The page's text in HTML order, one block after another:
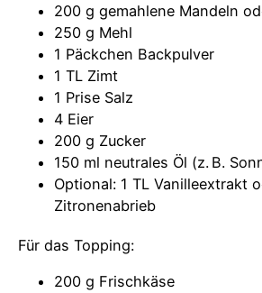
200 g gemahlene Mandeln
250 g Mehl
1 Päckchen Backpulver
1 TL Zimt
1 Prise Salz
4 Eier
200 g Zucker
150 ml neutrales Öl (z. B.
Optional: 1 TL Vanilleextrakt
Zitronenabrieb
Für das Topping:
200 g Frischkäse